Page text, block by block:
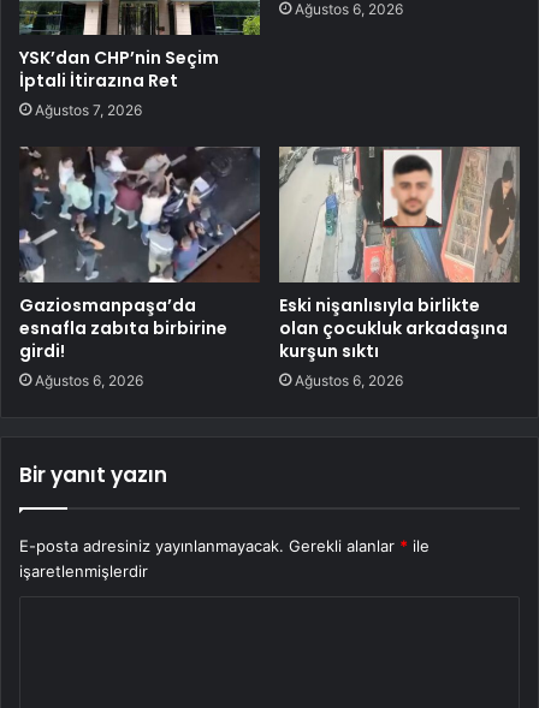
YSK’dan CHP’nin Seçim
İptali İtirazına Ret
Ağustos 7, 2026
Ağustos 6, 2026
Gaziosmanpaşa’da
esnafla zabıta birbirine
girdi!
Ağustos 6, 2026
Eski nişanlısıyla birlikte
olan çocukluk arkadaşına
kurşun sıktı
Ağustos 6, 2026
Bir yanıt yazın
E-posta adresiniz yayınlanmayacak. Gerekli alanlar * ile
işaretlenmişlerdir